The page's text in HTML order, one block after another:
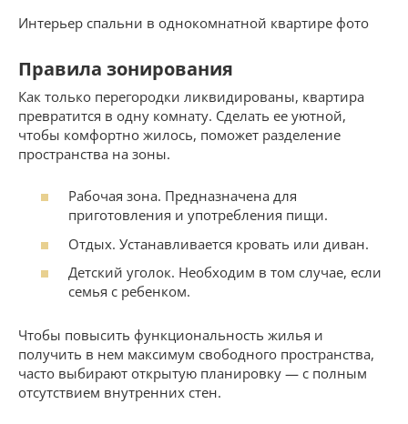
Интерьер спальни в однокомнатной квартире фото
Правила зонирования
Как только перегородки ликвидированы, квартира
превратится в одну комнату. Сделать ее уютной,
чтобы комфортно жилось, поможет разделение
пространства на зоны.
Рабочая зона. Предназначена для
приготовления и употребления пищи.
Отдых. Устанавливается кровать или диван.
Детский уголок. Необходим в том случае, если
семья с ребенком.
Чтобы повысить функциональность жилья и
получить в нем максимум свободного пространства,
часто выбирают открытую планировку — с полным
отсутствием внутренних стен.